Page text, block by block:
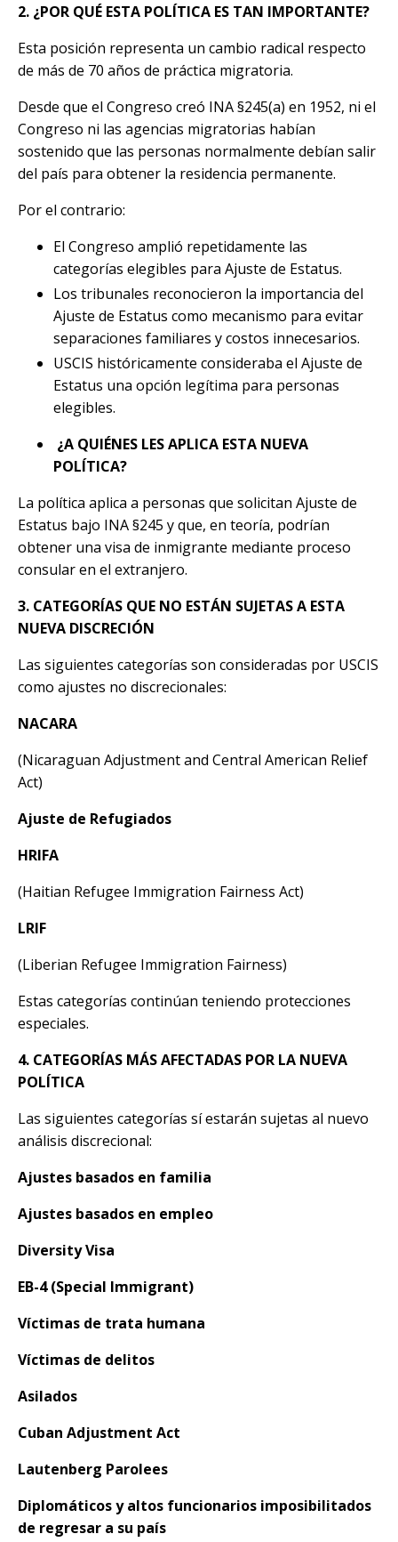
2. ¿POR QUÉ ESTA POLÍTICA ES TAN IMPORTANTE?
Esta posición representa un cambio radical respecto
de más de 70 años de práctica migratoria.
Desde que el Congreso creó INA §245(a) en 1952, ni el
Congreso ni las agencias migratorias habían
sostenido que las personas normalmente debían salir
del país para obtener la residencia permanente.
Por el contrario:
El Congreso amplió repetidamente las
categorías elegibles para Ajuste de Estatus.
Los tribunales reconocieron la importancia del
Ajuste de Estatus como mecanismo para evitar
separaciones familiares y costos innecesarios.
USCIS históricamente consideraba el Ajuste de
Estatus una opción legítima para personas
elegibles.
¿A QUIÉNES LES APLICA ESTA NUEVA
POLÍTICA?
La política aplica a personas que solicitan Ajuste de
Estatus bajo INA §245 y que, en teoría, podrían
obtener una visa de inmigrante mediante proceso
consular en el extranjero.
3. CATEGORÍAS QUE NO ESTÁN SUJETAS A ESTA
NUEVA DISCRECIÓN
Las siguientes categorías son consideradas por USCIS
como ajustes no discrecionales:
NACARA
(Nicaraguan Adjustment and Central American Relief
Act)
Ajuste de Refugiados
HRIFA
(Haitian Refugee Immigration Fairness Act)
LRIF
(Liberian Refugee Immigration Fairness)
Estas categorías continúan teniendo protecciones
especiales.
4. CATEGORÍAS MÁS AFECTADAS POR LA NUEVA
POLÍTICA
Las siguientes categorías sí estarán sujetas al nuevo
análisis discrecional:
Ajustes basados en familia
Ajustes basados en empleo
Diversity Visa
EB-4 (Special Immigrant)
Víctimas de trata humana
Víctimas de delitos
Asilados
Cuban Adjustment Act
Lautenberg Parolees
Diplomáticos y altos funcionarios imposibilitados
de regresar a su país